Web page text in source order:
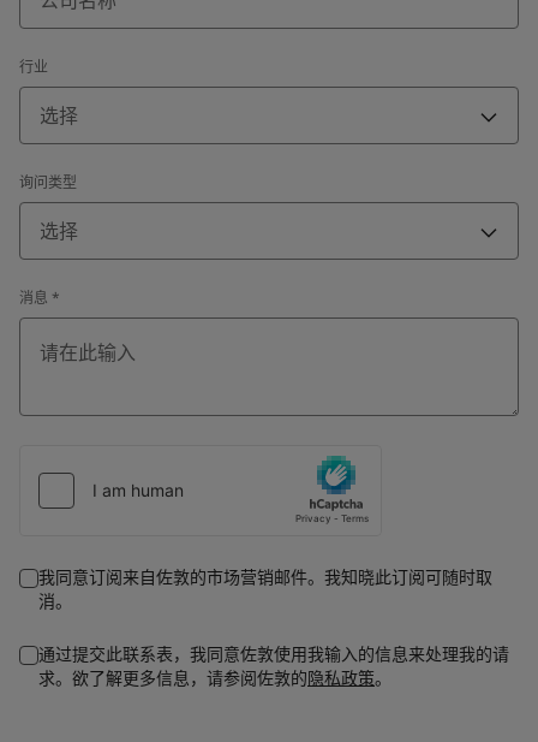
行业
选择
询问类型
选择
消息 *
我同意订阅来自佐敦的市场营销邮件。我知晓此订阅可随时取
消。
通过提交此联系表，我同意佐敦使用我输入的信息来处理我的请
求。欲了解更多信息，请参阅佐敦的隐私政策。